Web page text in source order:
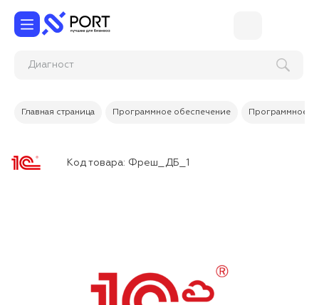
Ди
Главная страница Программное обеспечение Программное
Код товара: Фреш_ДБ_1